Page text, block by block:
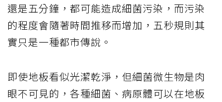
還是五分鐘，都可能造成細菌污染，而污染
的程度會隨著時間推移而增加，五秒規則其
實只是一種都市傳說。
即使地板看似光潔乾淨，但細菌微生物是肉
眼不可見的，各種細菌、病原體可以在地板